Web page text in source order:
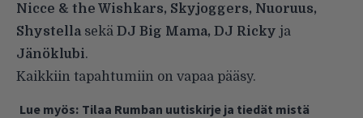
Nicce & the Wishkars, Skyjoggers, Nuoruus,
Shystella sekä DJ Big Mama, DJ Ricky ja
Jänöklubi.
Kaikkiin tapahtumiin on vapaa pääsy.
Lue myös: Tilaa Rumban uutiskirje ja tiedät mistä